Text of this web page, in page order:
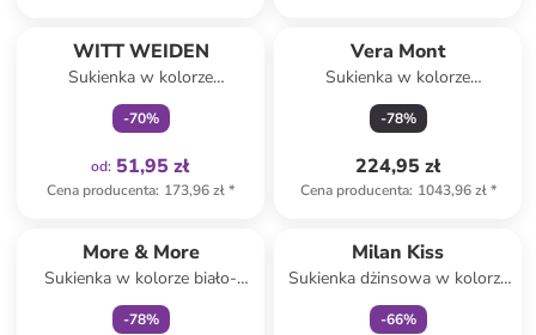
WITT WEIDEN
Sukienka w kolorze
koralowym
-70%
od: 51,95 zł
Cena producenta: 173,96 zł*
Vera Mont
Sukienka w kolorze
jasnoróżowym
-78%
224,95 zł
Cena producenta: 1043,96 zł*
More & More
Sukienka w kolorze biało-
jasnoróżowym
-78%
Milan Kiss
Sukienka dżinsowa w kolorze
niebieskim
-66%